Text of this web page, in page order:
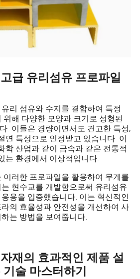
급 유리섬유 프로파일
리 섬유와 수지를 결합하여 특정
해 다양한 모양과 크기로 성형된
. 이들은 경량이면서도 견고한 특성,
연 특성으로 인정받고 있습니다. 이
학 산업과 같이 금속과 같은 전통적
는 환경에서 이상적입니다.
이러한 프로파일을 활용하여 무게를
현수교를 개발함으로써 유리섬유
용을 입증했습니다. 이는 혁신적인
의 효율성과 안전성을 개선하여 사
는 방법을 보여줍니다.
재의 효과적인 제품 설
술 마스터하기